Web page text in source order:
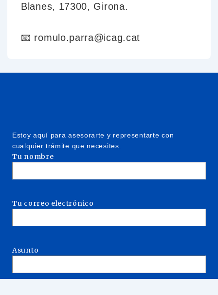
Blanes, 17300, Girona.
📧 romulo.parra@icag.cat
Estoy aquí para asesorarte y representarte con
cualquier trámite que necesites.
Tu nombre
Tu correo electrónico
Asunto